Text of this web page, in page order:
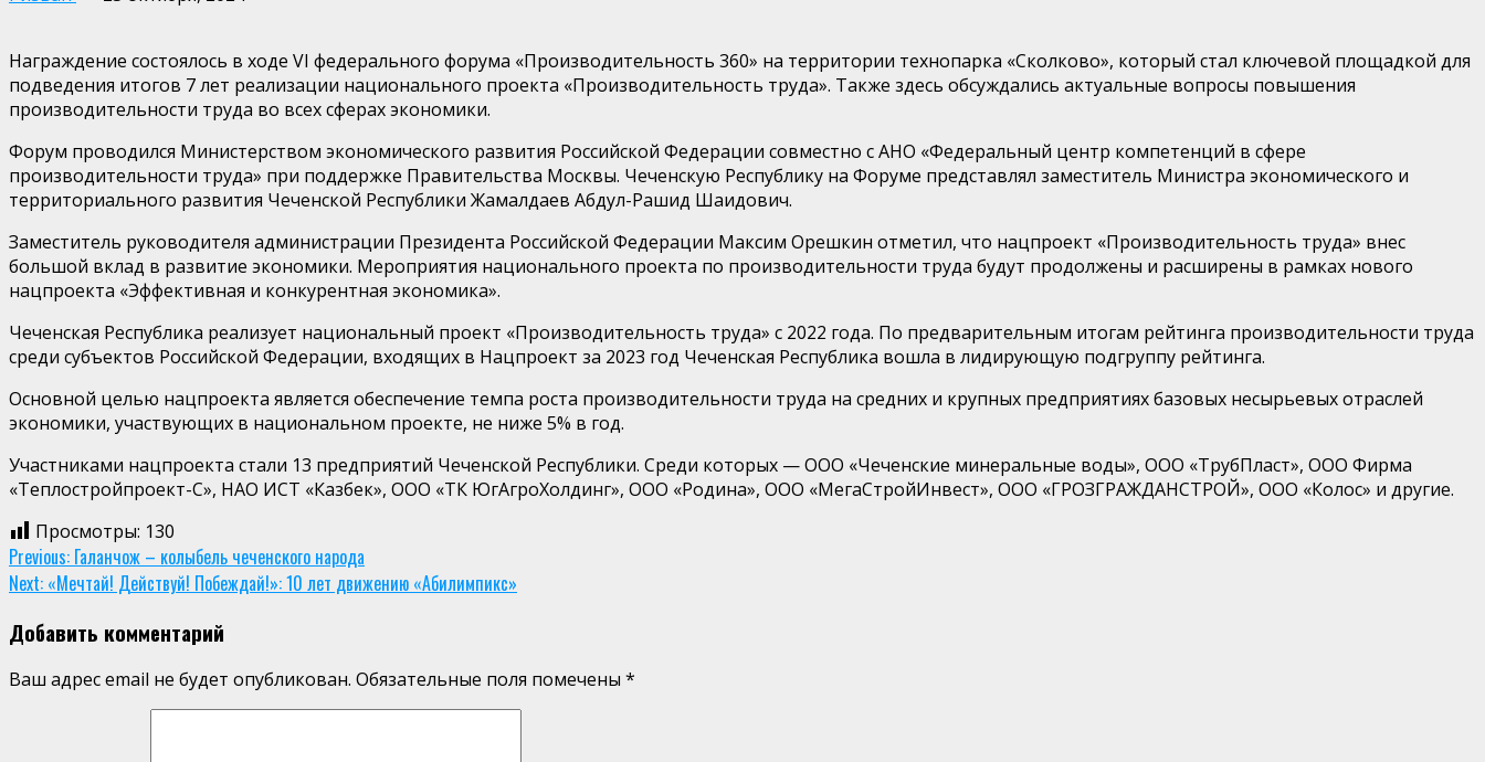
Награждение состоялось в ходе VI федерального форума «Производительность 360» на территории технопарка «Сколково», который стал ключевой площадкой для
подведения итогов 7 лет реализации национального проекта «Производительность труда». Также здесь обсуждались актуальные вопросы повышения
производительности труда во всех сферах экономики.
Форум проводился Министерством экономического развития Российской Федерации совместно с АНО «Федеральный центр компетенций в сфере
производительности труда» при поддержке Правительства Москвы. Чеченскую Республику на Форуме представлял заместитель Министра экономического и
территориального развития Чеченской Республики Жамалдаев Абдул-Рашид Шаидович.
Заместитель руководителя администрации Президента Российской Федерации Максим Орешкин отметил, что нацпроект «Производительность труда» внес
большой вклад в развитие экономики. Мероприятия национального проекта по производительности труда будут продолжены и расширены в рамках нового
нацпроекта «Эффективная и конкурентная экономика».
Чеченская Республика реализует национальный проект «Производительность труда» с 2022 года. По предварительным итогам рейтинга производительности труда
среди субъектов Российской Федерации, входящих в Нацпроект за 2023 год Чеченская Республика вошла в лидирующую подгруппу рейтинга.
Основной целью нацпроекта является обеспечение темпа роста производительности труда на средних и крупных предприятиях базовых несырьевых отраслей
экономики, участвующих в национальном проекте, не ниже 5% в год.
Участниками нацпроекта стали 13 предприятий Чеченской Республики. Среди которых — ООО «Чеченские минеральные воды», ООО «ТрубПласт», ООО Фирма
«Теплостройпроект-С», НАО ИСТ «Казбек», ООО «ТК ЮгАгроХолдинг», ООО «Родина», ООО «МегаСтройИнвест», ООО «ГРОЗГРАЖДАНСТРОЙ», ООО «Колос» и другие.
Просмотры: 130
Continue
Reading
Previous: Галанчож – колыбель чеченского народа
Next: «Мечтай! Действуй! Побеждай!»: 10 лет движению «Абилимпикс»
Добавить комментарий
Ваш адрес email не будет опубликован. Обязательные поля помечены *